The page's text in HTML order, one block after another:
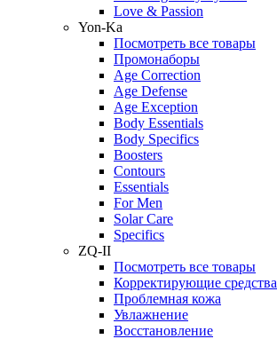
Love & Passion
Yon-Ka
Посмотреть все товары
Промонаборы
Age Correction
Age Defense
Age Exception
Body Essentials
Body Specifics
Boosters
Contours
Essentials
For Men
Solar Care
Specifics
ZQ-II
Посмотреть все товары
Корректирующие средства
Проблемная кожа
Увлажнение
Восстановление